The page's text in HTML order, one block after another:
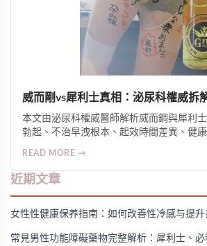
威而剛vs犀利士真相：泌尿科權威拆
本文由泌尿科權威醫師解析威而鋼與犀利
勃起、不治早洩根本、起效時間差異、健
READ MORE →
近期文章
女性性健康保养指南：如何改善性冷感与提
常見男性功能障礙藥物完整解析：犀利士、